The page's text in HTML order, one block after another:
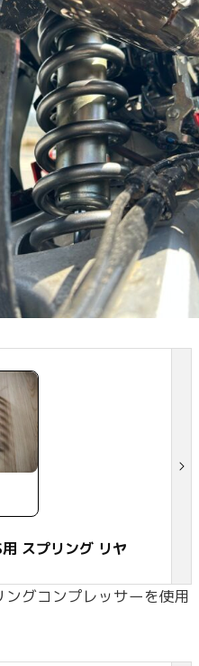
スプリング リヤ
グコンプレッサーを使用